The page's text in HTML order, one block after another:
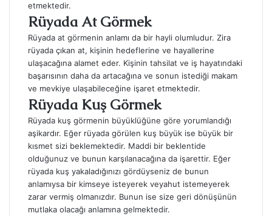
etmektedir.
Rüyada At Görmek
Rüyada at görmenin anlamı da bir hayli olumludur. Zira
rüyada çıkan at, kişinin hedeflerine ve hayallerine
ulaşacağına alamet eder. Kişinin tahsilat ve iş hayatındaki
başarısının daha da artacağına ve sonun istediği makam
ve mevkiye ulaşabileceğine işaret etmektedir.
Rüyada Kuş Görmek
Rüyada kuş görmenin büyüklüğüne göre yorumlandığı
aşikardır. Eğer rüyada görülen kuş büyük ise büyük bir
kısmet sizi beklemektedir. Maddi bir beklentide
olduğunuz ve bunun karşılanacağına da işarettir. Eğer
rüyada kuş yakaladığınızı gördüyseniz de bunun
anlamıysa bir kimseye isteyerek veyahut istemeyerek
zarar vermiş olmanızdır. Bunun ise size geri dönüşünün
mutlaka olacağı anlamına gelmektedir.